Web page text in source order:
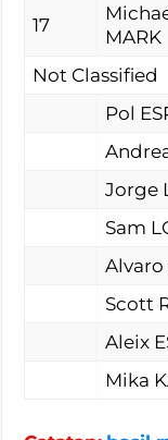
17
MARK
Not Classified
Pol
Jorge
Sam
Alvaro
Scott
Aleix
Mika